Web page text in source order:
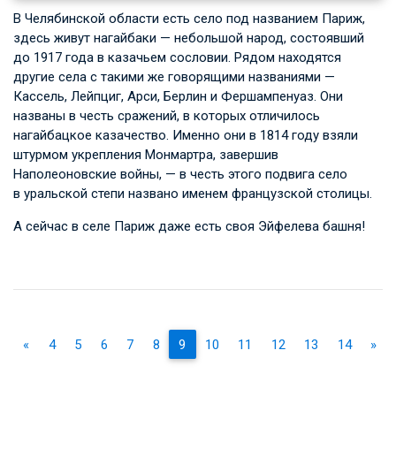
В Челябинской области есть село под названием Париж,
здесь живут нагайбаки — небольшой народ, состоявший
до 1917 года в казачьем сословии. Рядом находятся
другие села с такими же говорящими названиями —
Кассель, Лейпциг, Арси, Берлин и Фершампенуаз. Они
названы в честь сражений, в которых отличилось
нагайбацкое казачество. Именно они в 1814 году взяли
штурмом укрепления Монмартра, завершив
Наполеоновские войны, — в честь этого подвига село
в уральской степи названо именем французской столицы.
А сейчас в селе Париж даже есть своя Эйфелева башня!
« 4 5 6 7 8 9 10 11 12 13 14 »